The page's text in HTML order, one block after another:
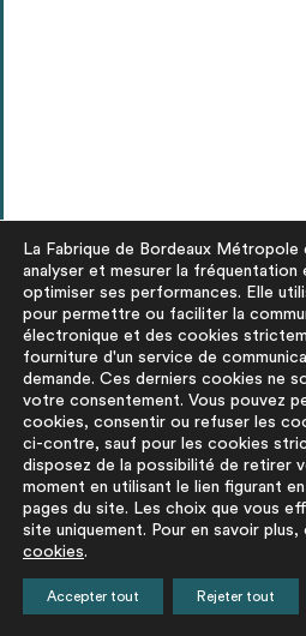
actualités
À vos manifestations
En prévision de la publication
déconstruction sur le secteur
La Fabrique de Bordeaux
analyser et mesurer la fréquentation
optimiser ses performances. Elle
pour permettre ou faciliter la
électronique et des cookies
fourniture d'un service de
demande. Ces derniers cookies ne
votre consentement. Vous pouvez
cookies, consentir ou refuser les
ci-contre, sauf pour les cookies
disposez de la possibilité de retirer
moment en utilisant le lien figurant
pages du site. Les choix que vous
site uniquement. Pour en savoir
cookies.
Accepter tout Rejeter tout